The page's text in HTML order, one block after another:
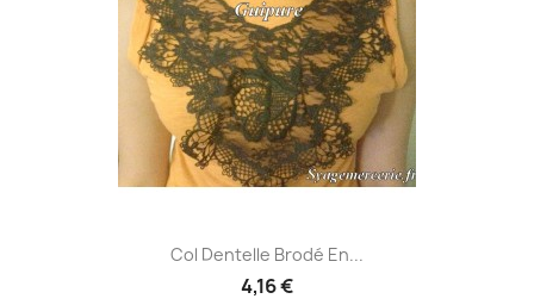
Col Dentelle Brodé En...
4,16 €